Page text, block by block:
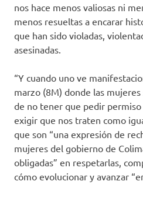
nos hace menos valiosas ni
menos resueltas a encarar
que han sido violadas,
asesinadas.
“Y cuando uno ve
marzo (8M) donde las
de no tener que pedir
exigir que nos traten como
que son “una expresión de
mujeres del gobierno de
obligadas” en respetarlas,
cómo evolucionar y avanzar